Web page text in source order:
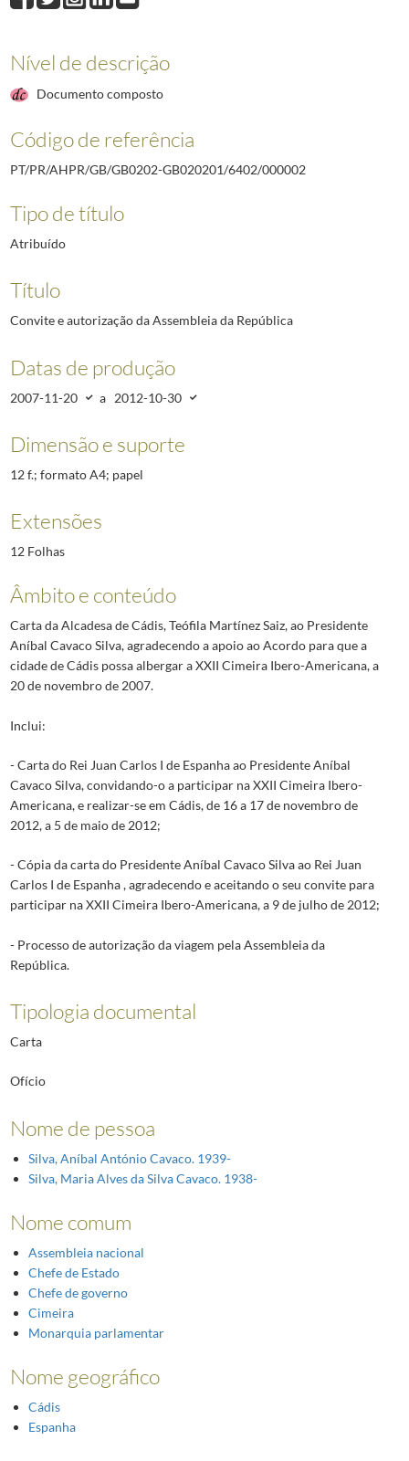
000008 Telegramas MNE
000010
Dossier de informação II
Programa do ato inaugural da XXII Cimeira Ibero-Americana de
Nível de descrição
Documento composto
Código de referência
PT/PR/AHPR/GB/GB0202-GB020201/6402/000002
Tipo de título
Atribuído
Título
Convite e autorização da Assembleia da República
Datas de produção
2007-11-20 a 2012-10-30
Dimensão e suporte
12 f.; formato A4; papel
Extensões
12 Folhas
Âmbito e conteúdo
Carta da Alcadesa de Cádis, Teófila Martínez Saiz, ao Presidente
Aníbal Cavaco Silva, agradecendo a apoio ao Acordo para que a
cidade de Cádis possa albergar a XXII Cimeira Ibero-Americana, a
20 de novembro de 2007.
Inclui:
- Carta do Rei Juan Carlos I de Espanha ao Presidente Aníbal
Cavaco Silva, convidando-o a participar na XXII Cimeira Ibero-
Americana, e realizar-se em Cádis, de 16 a 17 de novembro de
2012, a 5 de maio de 2012;
- Cópia da carta do Presidente Aníbal Cavaco Silva ao Rei Juan
Carlos I de Espanha , agradecendo e aceitando o seu convite para
participar na XXII Cimeira Ibero-Americana, a 9 de julho de 2012;
- Processo de autorização da viagem pela Assembleia da
República.
Tipologia documental
Carta
Ofício
Nome de pessoa
Silva, Aníbal António Cavaco. 1939-
Silva, Maria Alves da Silva Cavaco. 1938-
Nome comum
Assembleia nacional
Chefe de Estado
Chefe de governo
Cimeira
Monarquia parlamentar
Nome geográfico
Cádis
Espanha